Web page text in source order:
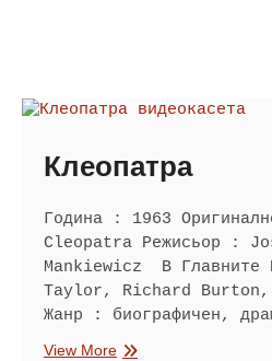
Клеопатра
Година : 1963
Cleopatra Режисьор :
Mankiewicz В
Taylor, Richard Burton,
Жанр : биографичен,
View MoreКлеопатра